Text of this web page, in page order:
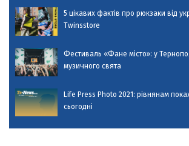
5 цікавих фактів про рюкзаки від
Twinsstore
Фестиваль «Фане місто»: у
музичного свята
Life Press Photo 2021: рівнянам
сьогодні